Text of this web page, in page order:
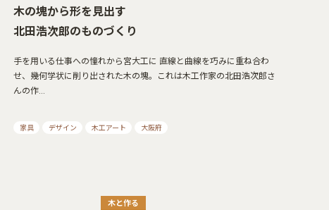
木の塊から形を見出す
北田浩次郎のものづくり
手を用いる仕事への憧れから宮大工に 直線と曲線を巧みに重ね合わ
せ、幾何学状に削り出された木の塊。これは木工作家の北田浩次郎さ
んの作…
家具 デザイン 木工アート 大阪府
木と作る